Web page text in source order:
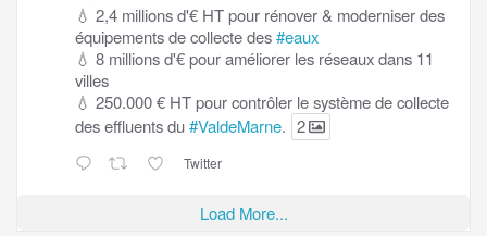
💧 2,4 millions d'€ HT pour rénover & moderniser des
équipements de collecte des#eaux
💧 8 millions d'€ pour améliorer les réseaux dans 11
villes
💧 250.000 € HT pour contrôler le système de collecte
des effluents du#ValdeMarne. 2
Twitter
Load More...